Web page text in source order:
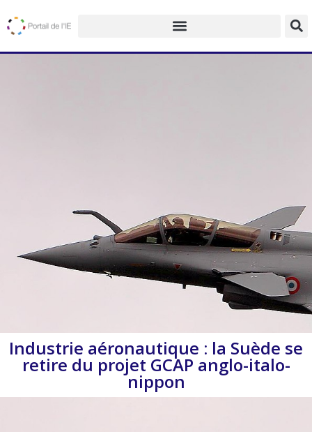
Industrie aéronautique : la Suède se
retire du projet GCAP anglo-italo-
nippon